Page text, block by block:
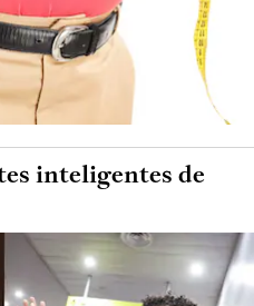
inteligentes de